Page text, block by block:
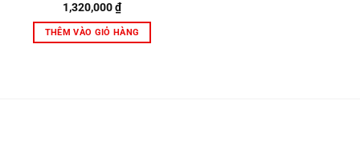
1,320,000₫
THÊM VÀO GIỎ HÀNG